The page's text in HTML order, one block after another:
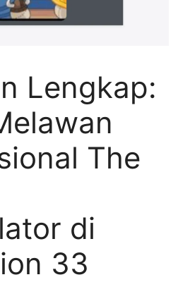
Lengkap:
The
di
33